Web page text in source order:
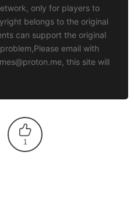
only for players to
belongs to the original
can support the original
email with
, this site will
1